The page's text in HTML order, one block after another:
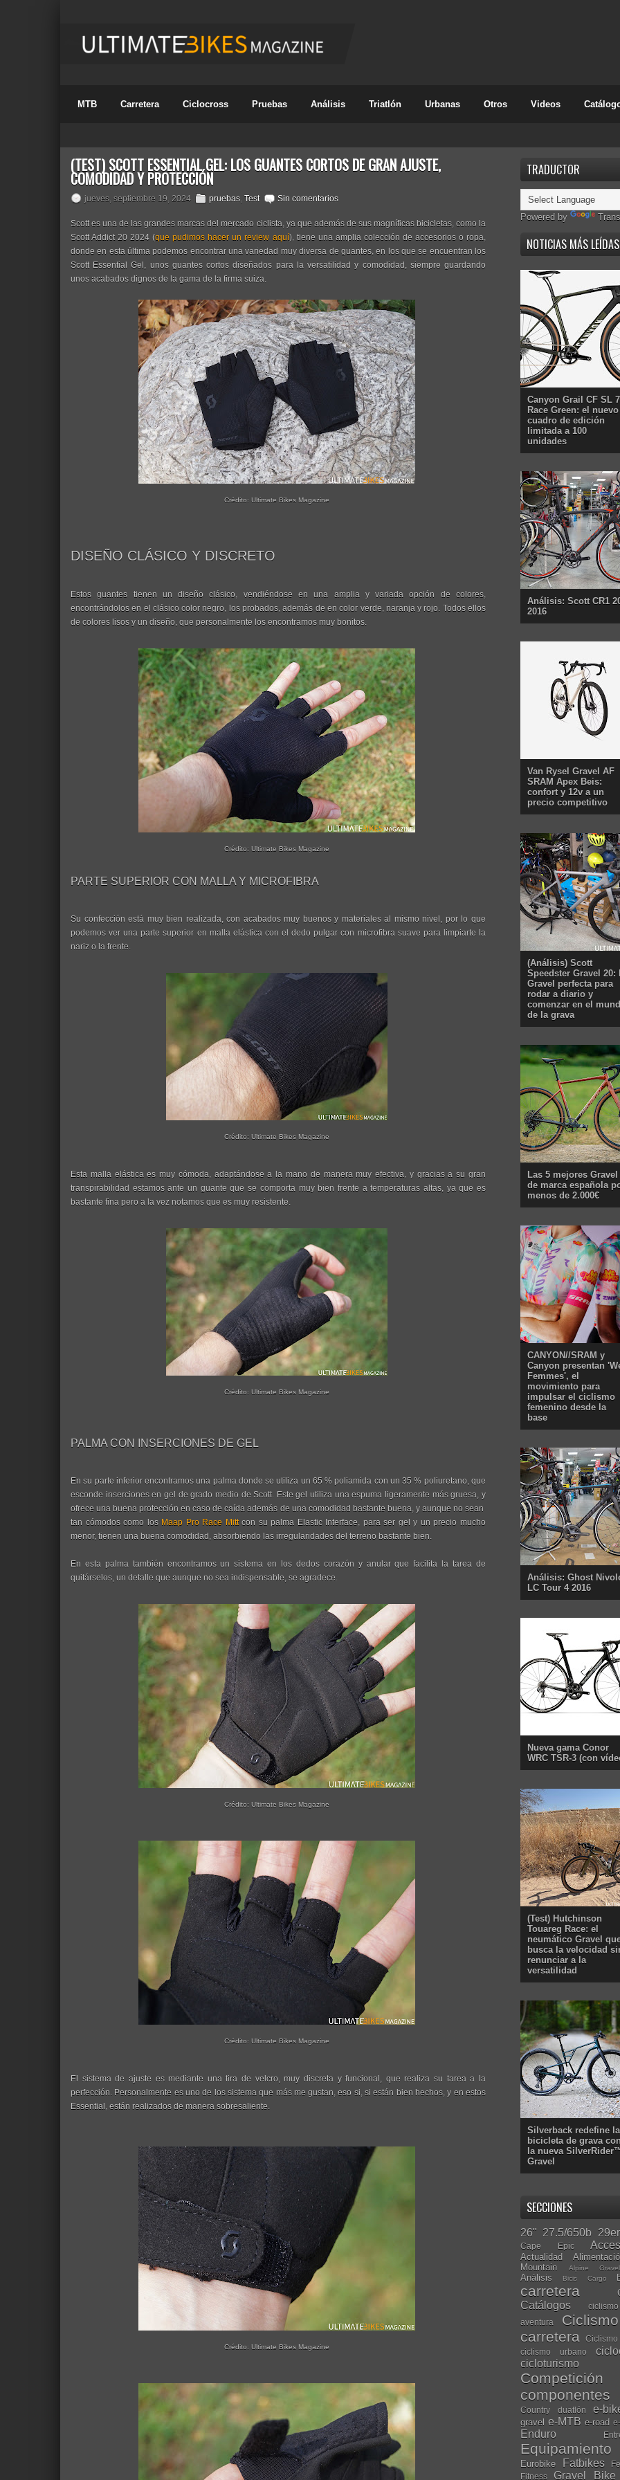
MTB Carretera Ciclocross Pruebas Análisis Triatlón Urbanas Otros Videos
(TEST) SCOTT ESSENTIAL GEL: LOS GUANTES CORTOS DE GRAN AJUSTE,
COMODIDAD Y PROTECCIÓN
jueves, septiembre 19, 2024 pruebas, Test Sin comentarios
Scott es una de las grandes marcas del mercado ciclista, ya que además de sus magníficas bicicletas, como la
Scott Addict 20 2024 (que pudimos hacer un review aquí), tiene una amplia colección de accesorios o ropa,
donde en esta última podemos encontrar una variedad muy diversa de guantes, en los que se encuentran los
Scott Essential Gel, unos guantes cortos diseñados para la versatilidad y comodidad, siempre guardando
unos acabados dignos de la gama de la firma suiza.
Crédito: Ultimate Bikes Magazine
DISEÑO CLÁSICO Y DISCRETO
Estos guantes tienen un diseño clásico, vendiéndose en una amplia y variada opción de colores,
encontrándolos en el clásico color negro, los probados, además de en color verde, naranja y rojo. Todos ellos
de colores lisos y un diseño, que personalmente los encontramos muy bonitos.
Crédito: Ultimate Bikes Magazine
PARTE SUPERIOR CON MALLA Y MICROFIBRA
Su confección está muy bien realizada, con acabados muy buenos y materiales al mismo nivel, por lo que
podemos ver una parte superior en malla elástica con el dedo pulgar con microfibra suave para limpiarte la
nariz o la frente.
Crédito: Ultimate Bikes Magazine
Esta malla elástica es muy cómoda, adaptándose a la mano de manera muy efectiva, y gracias a su gran
transpirabilidad estamos ante un guante que se comporta muy bien frente a temperaturas altas, ya que es
bastante fina pero a la vez notamos que es muy resistente.
Crédito: Ultimate Bikes Magazine
PALMA CON INSERCIONES DE GEL
En su parte inferior encontramos una palma donde se utiliza un 65 % poliamida con un 35 % poliuretano, que
esconde inserciones en gel de grado medio de Scott. Este gel utiliza una espuma ligeramente más gruesa, y
ofrece una buena protección en caso de caída además de una comodidad bastante buena, y aunque no sean
tan cómodos como los Maap Pro Race Mittcon su palma Elastic Interface, para ser gel y un precio mucho
menor, tienen una buena comodidad, absorbiendo las irregularidades del terreno bastante bien.
En esta palma también encontramos un sistema en los dedos corazón y anular que facilita la tarea de
quitárselos, un detalle que aunque no sea indispensable, se agradece.
Crédito: Ultimate Bikes Magazine
Crédito: Ultimate Bikes Magazine
El sistema de ajuste es mediante una tira de velcro, muy discreta y funcional, que realiza su tarea a la
perfección. Personalmente es uno de los sistema que más me gustan, eso si, si están bien hechos, y en estos
Essential, están realizados de manera sobresaliente.
Crédito: Ultimate Bikes Magazine
TRADUCTOR
Powered by
NOTICIAS MÁS LEÍDAS
Canyon Grail CF SL 7
Race Green: el nuevo
cuadro de edición
limitada a 100
unidades
Análisis: Scott CR1
2016
Van Rysel Gravel AF
SRAM Apex Beis:
confort y 12v a un
precio competitivo
(Análisis) Scott
Speedster Gravel 20:
Gravel perfecta para
rodar a diario y
comenzar en el
de la grava
Las 5 mejores Gravel
de marca española
menos de 2.000€
CANYON//SRAM y
Canyon presentan
Femmes', el
movimiento para
impulsar el ciclismo
femenino desde la
base
Análisis: Ghost
LC Tour 4 2016
Nueva gama Conor
WRC TSR-3 (con
(Test) Hutchinson
Touareg Race: el
neumático Gravel
busca la velocidad
renunciar a la
versatilidad
Silverback redefine la
bicicleta de grava
la nueva
Gravel
SECCIONES
26" 27.5/650b 29er
Cape Epic
Actualidad
Mountain
Alpine
Análisis Bicis Cargo
carretera
Catálogos
aventura
carretera
Ciclismo
ciclismo urbano
cicloturismo
Competición
componentes
Country duatlón e-
gravel e-MTB e-road
Enduro
Equipamiento
Eurobike Fatbikes
Fitness
Gravel Bike